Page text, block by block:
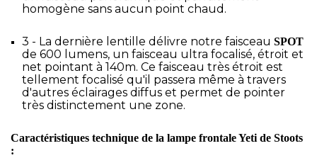
homogène sans aucun point chaud.
3 - La dernière lentille délivre notre faisceau SPOT
de 600 lumens, un faisceau ultra focalisé, étroit et
net pointant à 140m. Ce faisceau très étroit est
tellement focalisé qu'il passera même à travers
d'autres éclairages diffus et permet de pointer
très distinctement une zone.
Caractéristiques technique de la lampe frontale Yeti de Stoots
: